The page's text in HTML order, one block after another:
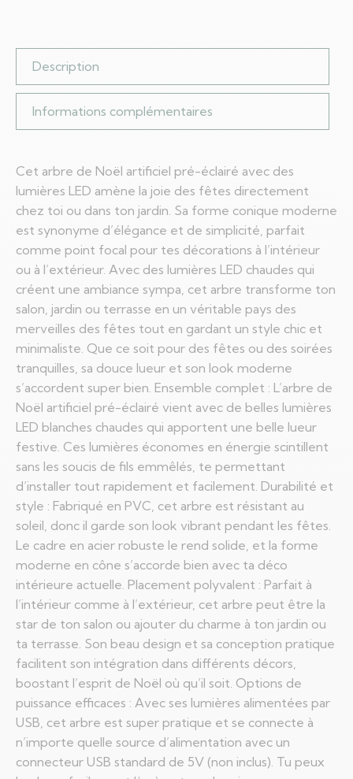
Description
Informations complémentaires
Cet arbre de Noël artificiel pré-éclairé avec des
lumières LED amène la joie des fêtes directement
chez toi ou dans ton jardin. Sa forme conique moderne
est synonyme d’élégance et de simplicité, parfait
comme point focal pour tes décorations à l’intérieur
ou à l’extérieur. Avec des lumières LED chaudes qui
créent une ambiance sympa, cet arbre transforme ton
salon, jardin ou terrasse en un véritable pays des
merveilles des fêtes tout en gardant un style chic et
minimaliste. Que ce soit pour des fêtes ou des soirées
tranquilles, sa douce lueur et son look moderne
s’accordent super bien. Ensemble complet : L’arbre de
Noël artificiel pré-éclairé vient avec de belles lumières
LED blanches chaudes qui apportent une belle lueur
festive. Ces lumières économes en énergie scintillent
sans les soucis de fils emmêlés, te permettant
d’installer tout rapidement et facilement. Durabilité et
style : Fabriqué en PVC, cet arbre est résistant au
soleil, donc il garde son look vibrant pendant les fêtes.
Le cadre en acier robuste le rend solide, et la forme
moderne en cône s’accorde bien avec ta déco
intérieure actuelle. Placement polyvalent : Parfait à
l’intérieur comme à l’extérieur, cet arbre peut être la
star de ton salon ou ajouter du charme à ton jardin ou
ta terrasse. Son beau design et sa conception pratique
facilitent son intégration dans différents décors,
boostant l’esprit de Noël où qu’il soit. Options de
puissance efficaces : Avec ses lumières alimentées par
USB, cet arbre est super pratique et se connecte à
n’importe quelle source d’alimentation avec un
connecteur USB standard de 5V (non inclus). Tu peux